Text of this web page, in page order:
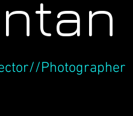
Photographer